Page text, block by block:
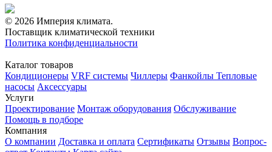
© 2026 Империя климата.
Поставщик климатической техники
Политика конфиденциальности
Каталог товаров
Кондиционеры VRF системы Чиллеры Фанкойлы Тепловые
насосы Аксессуары
Услуги
Проектирование Монтаж оборудования Обслуживание
Помощь в подборе
Компания
О компании Доставка и оплата Сертификаты Отзывы Вопрос-